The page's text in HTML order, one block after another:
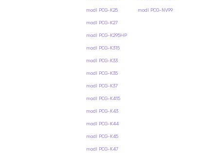
modl PCG-K25
modl PCG-K27
modl PCG-K295HP
modl PCG-K315
modl PCG-K33
modl PCG-K35
modl PCG-K37
modl PCG-K415
modl PCG-K43
modl PCG-K44
modl PCG-K45
modl PCG-K47
modl PCG-NV99